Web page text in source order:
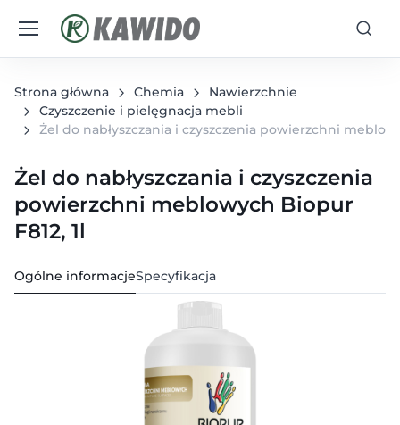
Strona główna Chemia
Nawierzchnie
Czyszczenie i pielęgnacja mebli
Żel do nabłyszczania i czyszczenia powierzchni
Żel do nabłyszczania i czyszczenia
powierzchni meblowych Biopur
F812, 1l
Ogólne informacjeSpecyfikacja